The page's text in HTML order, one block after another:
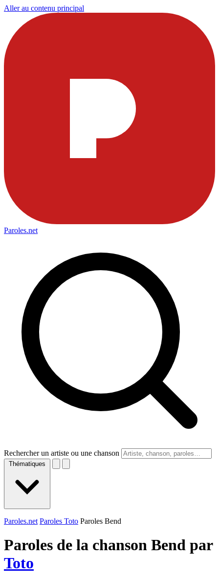
Aller au contenu principal
Paroles.net
Rechercher un artiste ou une chanson
Thématiques
Paroles.net Paroles Toto Paroles Bend
Paroles de la chanson Bend par
Toto